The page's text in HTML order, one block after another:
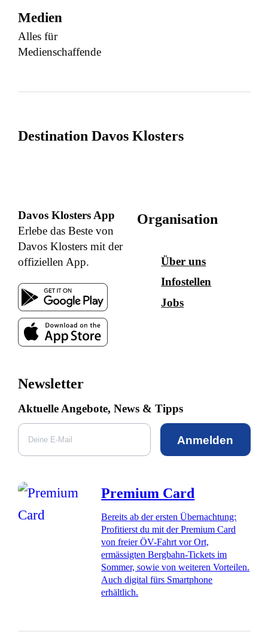
Medien
Alles für
Medienschaffende
Destination Davos Klosters
Davos Klosters App
Erlebe das Beste von
Davos Klosters mit der
offiziellen App.
Organisation
Über uns
Infostellen
Jobs
Newsletter
Aktuelle Angebote, News & Tipps
Anmelden
Premium Card
Bereits ab der ersten Übernachtung:
Profitierst du mit der Premium Card
von freier ÖV-Fahrt vor Ort,
ermässigten Bergbahn-Tickets im
Sommer, sowie von weiteren Vorteilen.
Auch digital fürs Smartphone
erhältlich.